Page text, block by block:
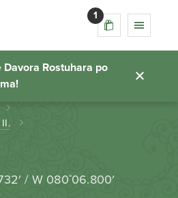
1
Rostuhara po
/ W 080˚06.800′